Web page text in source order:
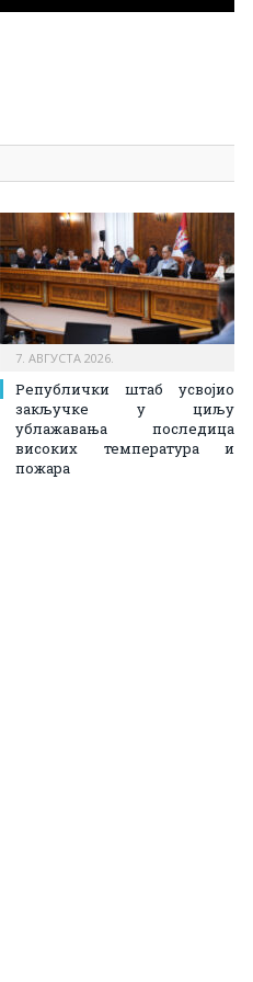
7. АВГУСТА 2026.
Републички штаб усвојио
закључке у циљу
ублажавања последица
високих температура и
пожара​